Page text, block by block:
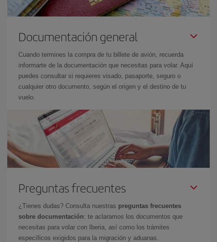
Documentación general
Cuando termines la compra de tu billete de avión, recuerda
informarte de la documentación que necesitas para volar. Aquí
puedes consultar si requieres visado, pasaporte, seguro o
cualquier otro documento, según el origen y el destino de tu
vuelo.
Preguntas frecuentes
¿Tienes dudas? Consulta nuestras preguntas frecuentes
sobre documentación: te aclaramos los documentos que
necesitas para volar con Iberia, así como los trámites
específicos exigidos para la migración y aduanas.